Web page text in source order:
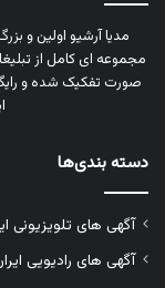
مدیا آرشیو اولین و
مجموعه‌ ای کامل از
صورت تفکیک‌ شده و
دسته بندی‌ها
آگهی های تلویزیونی
آگهی های رادیویی